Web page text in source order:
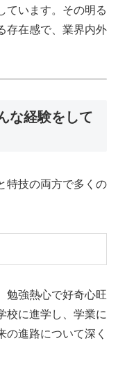
ています。その明る
存在感で、業界内外
な経験をして
特技の両方で多くの
勉強熱心で好奇心旺
校に進学し、学業に
の進路について深く